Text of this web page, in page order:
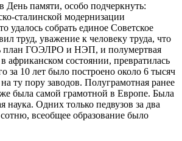
День памяти, особо подчеркнуть:
сталинской модернизации
удалось собрать единое Советское
труд, уважение к человеку труда, что
план ГОЭЛРО и НЭП, и полумертвая
африканском состоянии, превратилась
за 10 лет было построено около 6 тысяч
ту пору заводов. Полуграмотная ранее
была самой грамотной в Европе. Была
наука. Одних только педвузов за два
всеобщее образование было